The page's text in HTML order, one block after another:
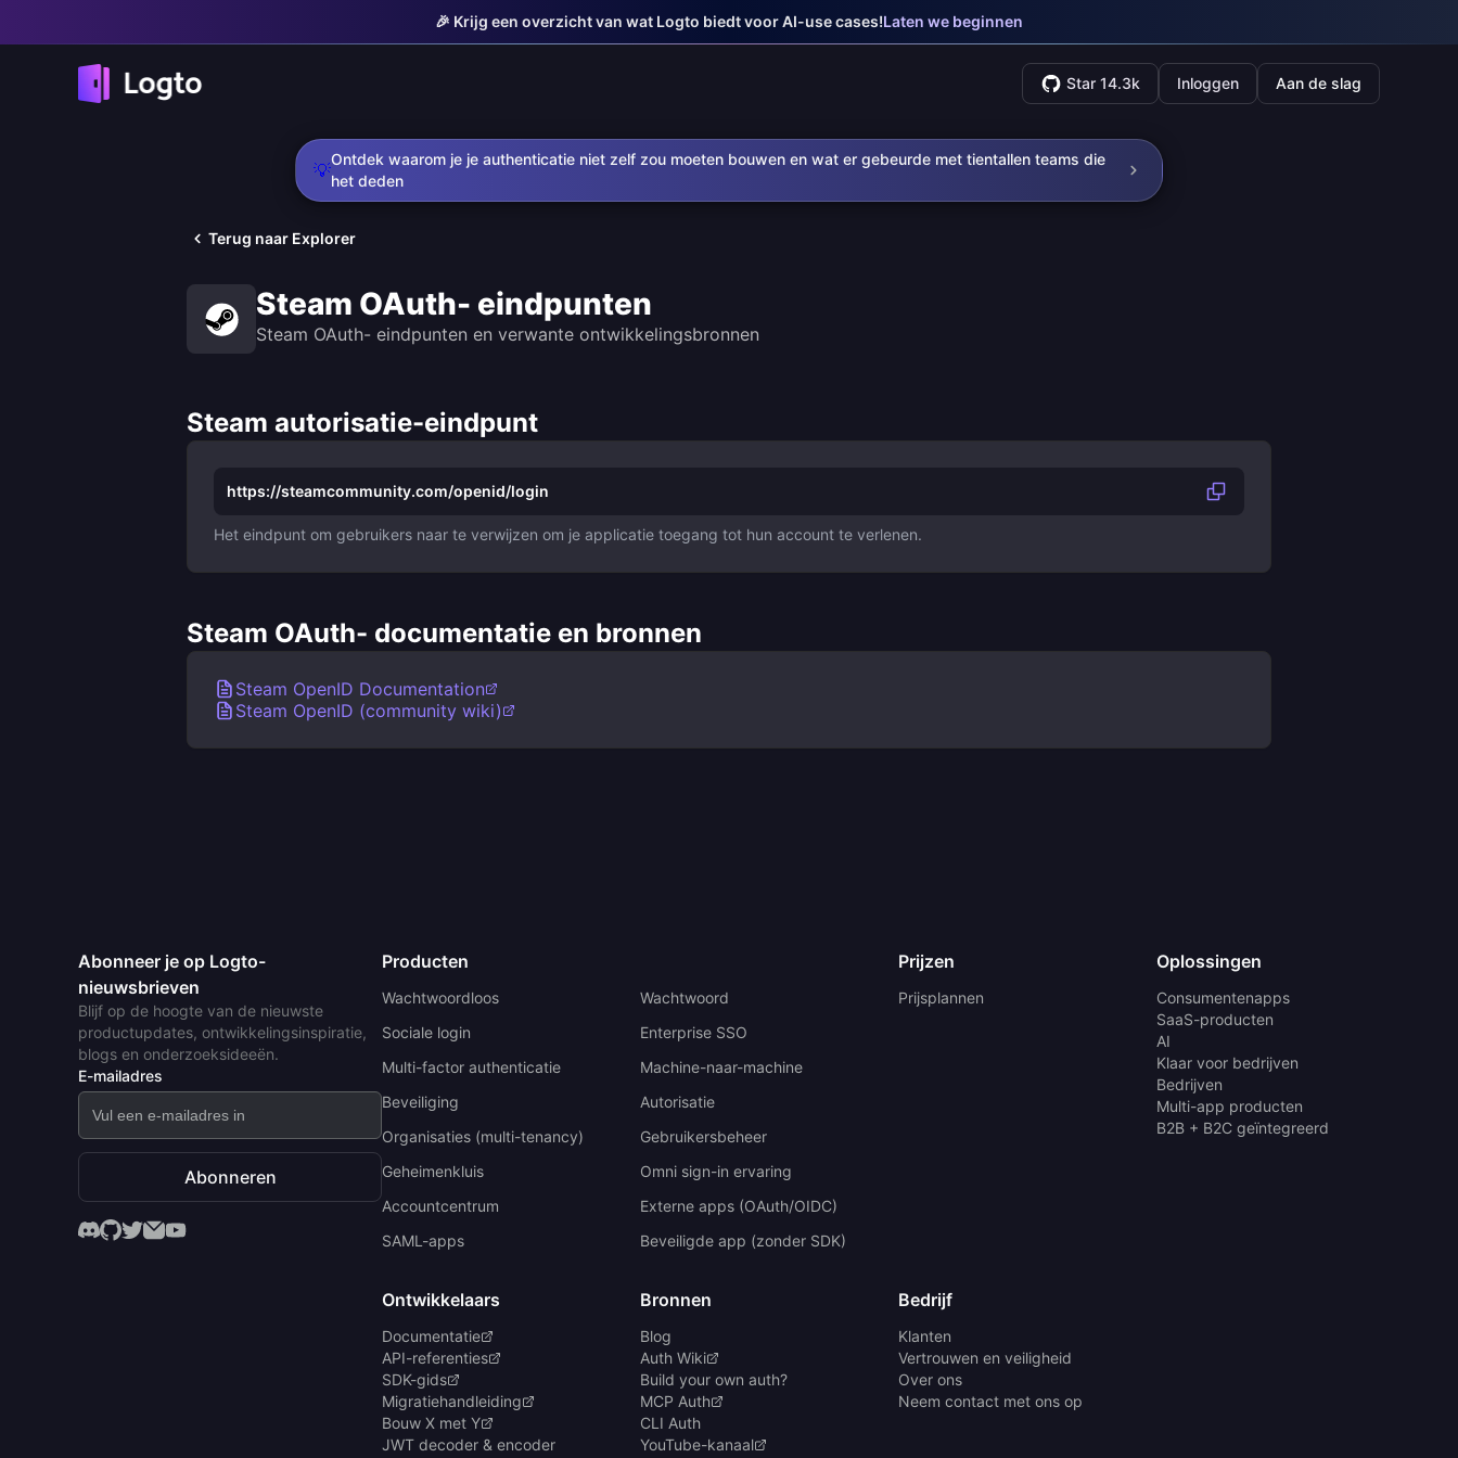
🎉 Krijg een overzicht van wat Logto biedt voor AI-use cases!Laten we beginnen
Star 14.3k Inloggen Aan de slag
💡
Ontdek waarom je je authenticatie niet zelf zou moeten bouwen en wat er gebeurde met tientallen teams die
het deden
Terug naar Explorer
Steam OAuth- eindpunten
Steam OAuth- eindpunten en verwante ontwikkelingsbronnen
Steam autorisatie-eindpunt
https://steamcommunity.com/openid/login
Het eindpunt om gebruikers naar te verwijzen om je applicatie toegang tot hun account te verlenen.
Steam OAuth- documentatie en bronnen
Steam OpenID Documentation
Steam OpenID (community wiki)
Abonneer je op Logto-
nieuwsbrieven
Blijf op de hoogte van de nieuwste
productupdates, ontwikkelingsinspiratie,
blogs en onderzoeksideeën.
E-mailadres
Abonneren
Producten
Wachtwoordloos
Wachtwoord
Sociale login
Enterprise SSO
Multi-factor authenticatie
Machine-naar-machine
Beveiliging
Autorisatie
Organisaties (multi-tenancy)
Gebruikersbeheer
Geheimenkluis
Omni sign-in ervaring
Accountcentrum
Externe apps (OAuth/OIDC)
SAML-apps
Beveiligde app (zonder SDK)
Prijzen
Prijsplannen
Oplossingen
Consumentenapps
SaaS-producten
AI
Klaar voor bedrijven
Bedrijven
Multi-app producten
B2B + B2C geïntegreerd
Ontwikkelaars
Documentatie
API-referenties
SDK-gids
Migratiehandleiding
Bouw X met Y
JWT decoder & encoder
Bronnen
Blog
Auth Wiki
Build your own auth?
MCP Auth
CLI Auth
YouTube-kanaal
Bedrijf
Klanten
Vertrouwen en veiligheid
Over ons
Neem contact met ons op